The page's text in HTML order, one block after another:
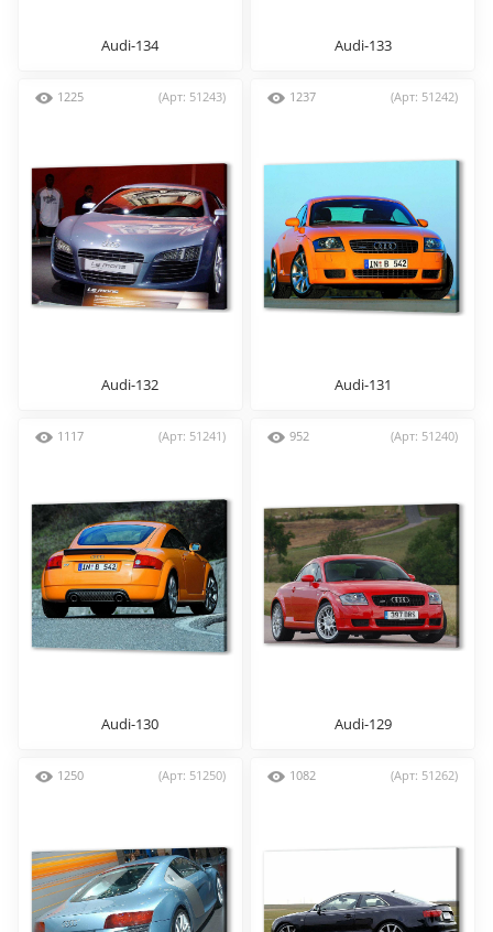
Audi-134 Audi-133
1225 (Арт: 51243)
Audi-132
1237 (Арт: 51242)
Audi-131
1117 (Арт: 51241)
Audi-130
952 (Арт: 51240)
Audi-129
1250 (Арт: 51250) 1082 (Арт: 51262)